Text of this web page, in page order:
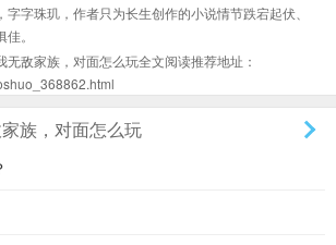
字字珠玑，作者只为长生创作的小说情节跌宕起伏、
。
无敌家族，对面怎么玩全文阅读推荐地址：
族，对面怎么玩